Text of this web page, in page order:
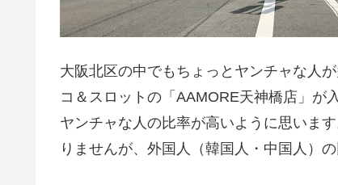
大阪北区の中でもちょっとヤンチャな人
コ＆スロットの「AAMORE天神橋店」が
ヤンチャな人の比率が高いように思いま
りませんが、外国人（韓国人・中国人）